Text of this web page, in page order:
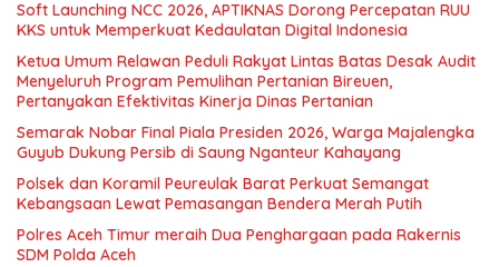
Soft Launching NCC 2026, APTIKNAS Dorong Percepatan RUU
KKS untuk Memperkuat Kedaulatan Digital Indonesia
Ketua Umum Relawan Peduli Rakyat Lintas Batas Desak Audit
Menyeluruh Program Pemulihan Pertanian Bireuen,
Pertanyakan Efektivitas Kinerja Dinas Pertanian
Semarak Nobar Final Piala Presiden 2026, Warga Majalengka
Guyub Dukung Persib di Saung Nganteur Kahayang
Polsek dan Koramil Peureulak Barat Perkuat Semangat
Kebangsaan Lewat Pemasangan Bendera Merah Putih
Polres Aceh Timur meraih Dua Penghargaan pada Rakernis
SDM Polda Aceh